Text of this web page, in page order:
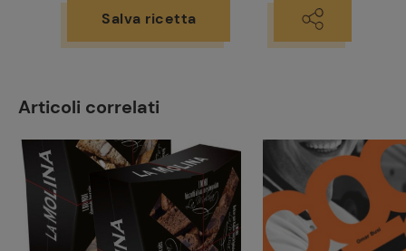
Salva ricetta
Articoli correlati
Ricette
preferite